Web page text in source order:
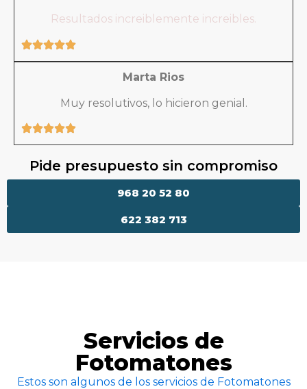
Resultados increiblemente increibles.
Marta Rios
Muy resolutivos, lo hicieron genial.
Pide presupuesto sin compromiso
622 382 713
968 20 52 80
Servicios de
Fotomatones
Estos son algunos de los servicios de Fotomatones